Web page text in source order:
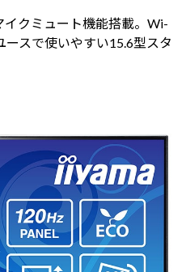
クミュート機能搭載。Wi-
ースで使いやすい15.6型スタ